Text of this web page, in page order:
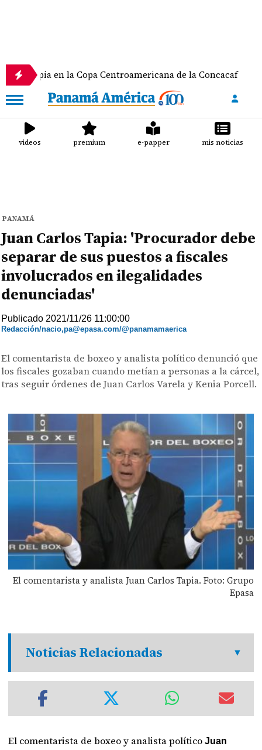
en la Copa Centroamericana de la Concacaf
videos premium e-papper mis noticias
PANAMÁ
Juan Carlos Tapia: 'Procurador debe
separar de sus puestos a fiscales
involucrados en ilegalidades
denunciadas'
Publicado 2021/11/26 11:00:00
Redacción/nacio,pa@epasa.com/@panamamaerica
El comentarista de boxeo y analista político denunció que
los fiscales gozaban cuando metían a personas a la cárcel,
tras seguir órdenes de Juan Carlos Varela y Kenia Porcell.
El comentarista y analista Juan Carlos Tapia. Foto: Grupo
Epasa
Noticias Relacionadas
El comentarista de boxeo y analista políticoJuan